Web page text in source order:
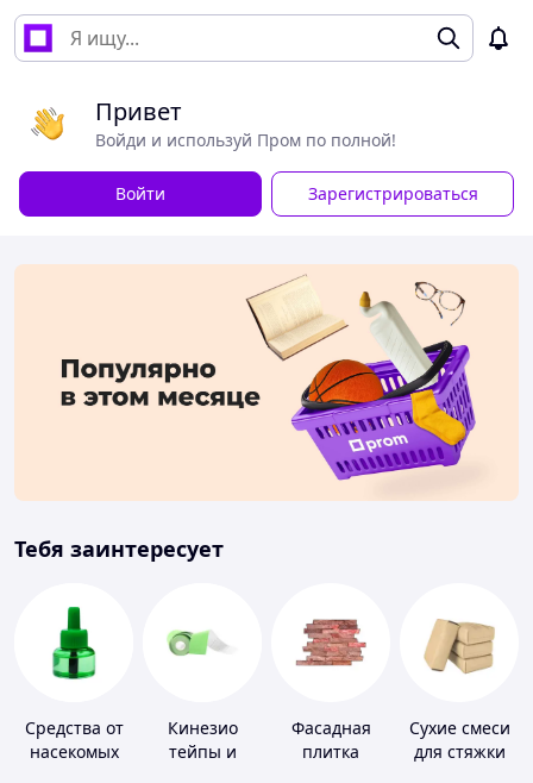
Привет
Войди и используй Пром по полной!
Войти Зарегистрироваться
Тебя заинтересует
Средства от
насекомых
Кинезио
тейпы и
Фасадная
плитка
Сухие смеси
для стяжки